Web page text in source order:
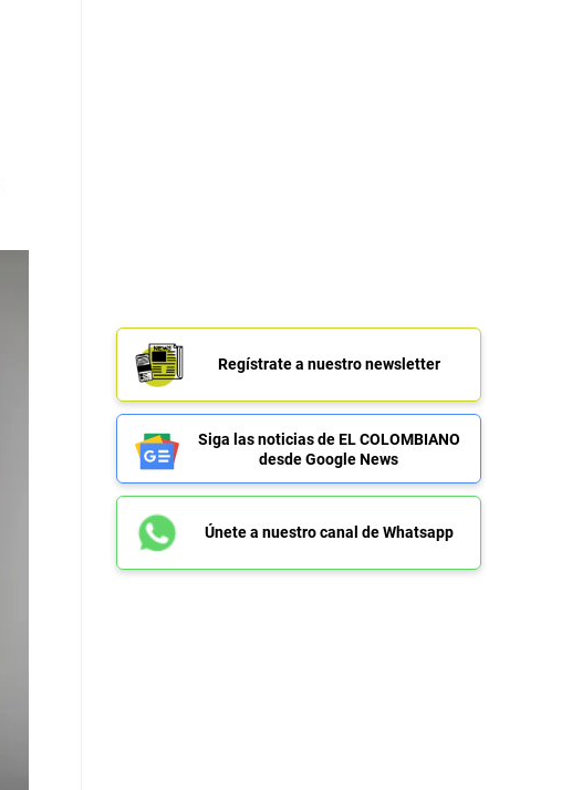
Regístrate a nuestro newsletter
Siga las noticias de EL COLOMBIANO
desde Google News
Únete a nuestro canal de Whatsapp